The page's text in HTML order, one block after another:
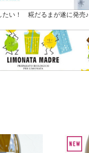
たい！ 糀だるまが遂に発売♪